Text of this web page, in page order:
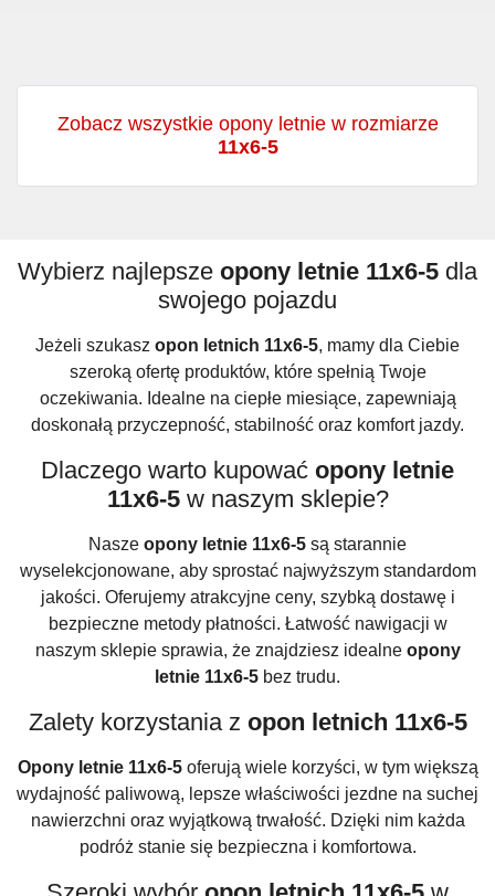
Zobacz wszystkie opony letnie w rozmiarze
11x6-5
Wybierz najlepsze opony letnie 11x6-5 dla
swojego pojazdu
Jeżeli szukasz opon letnich 11x6-5, mamy dla Ciebie
szeroką ofertę produktów, które spełnią Twoje
oczekiwania. Idealne na ciepłe miesiące, zapewniają
doskonałą przyczepność, stabilność oraz komfort jazdy.
Dlaczego warto kupować opony letnie
11x6-5w naszym sklepie?
Nasze opony letnie 11x6-5 są starannie
wyselekcjonowane, aby sprostać najwyższym standardom
jakości. Oferujemy atrakcyjne ceny, szybką dostawę i
bezpieczne metody płatności. Łatwość nawigacji w
naszym sklepie sprawia, że znajdziesz idealne opony
letnie 11x6-5 bez trudu.
Zalety korzystania z opon letnich 11x6-5
Opony letnie 11x6-5oferują wiele korzyści, w tym większą
wydajność paliwową, lepsze właściwości jezdne na suchej
nawierzchni oraz wyjątkową trwałość. Dzięki nim każda
podróż stanie się bezpieczna i komfortowa.